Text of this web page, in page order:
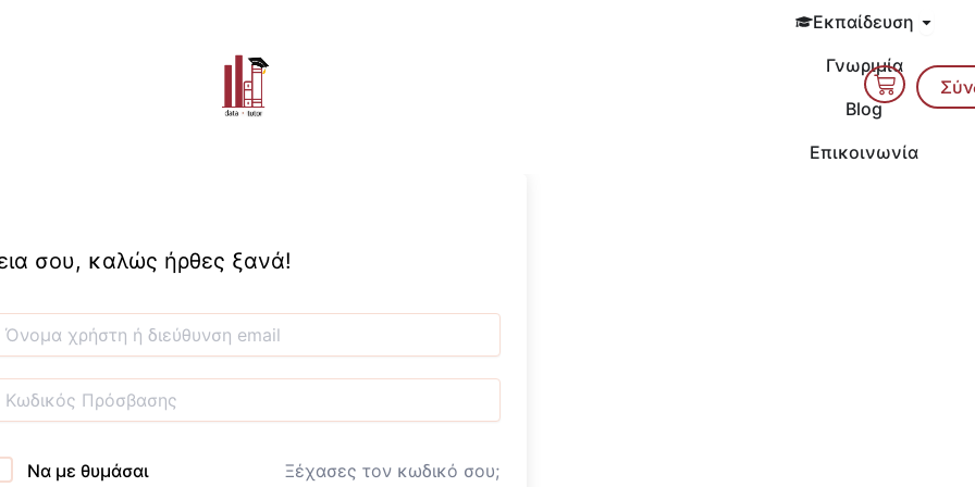
Εκπαίδευση Open
Γνωριμία
Blog
Επικοινωνία
Cart
σου, καλώς ήρθες ξανά!
Να με θυμάσαι Ξέχασες τον κωδικό σου;